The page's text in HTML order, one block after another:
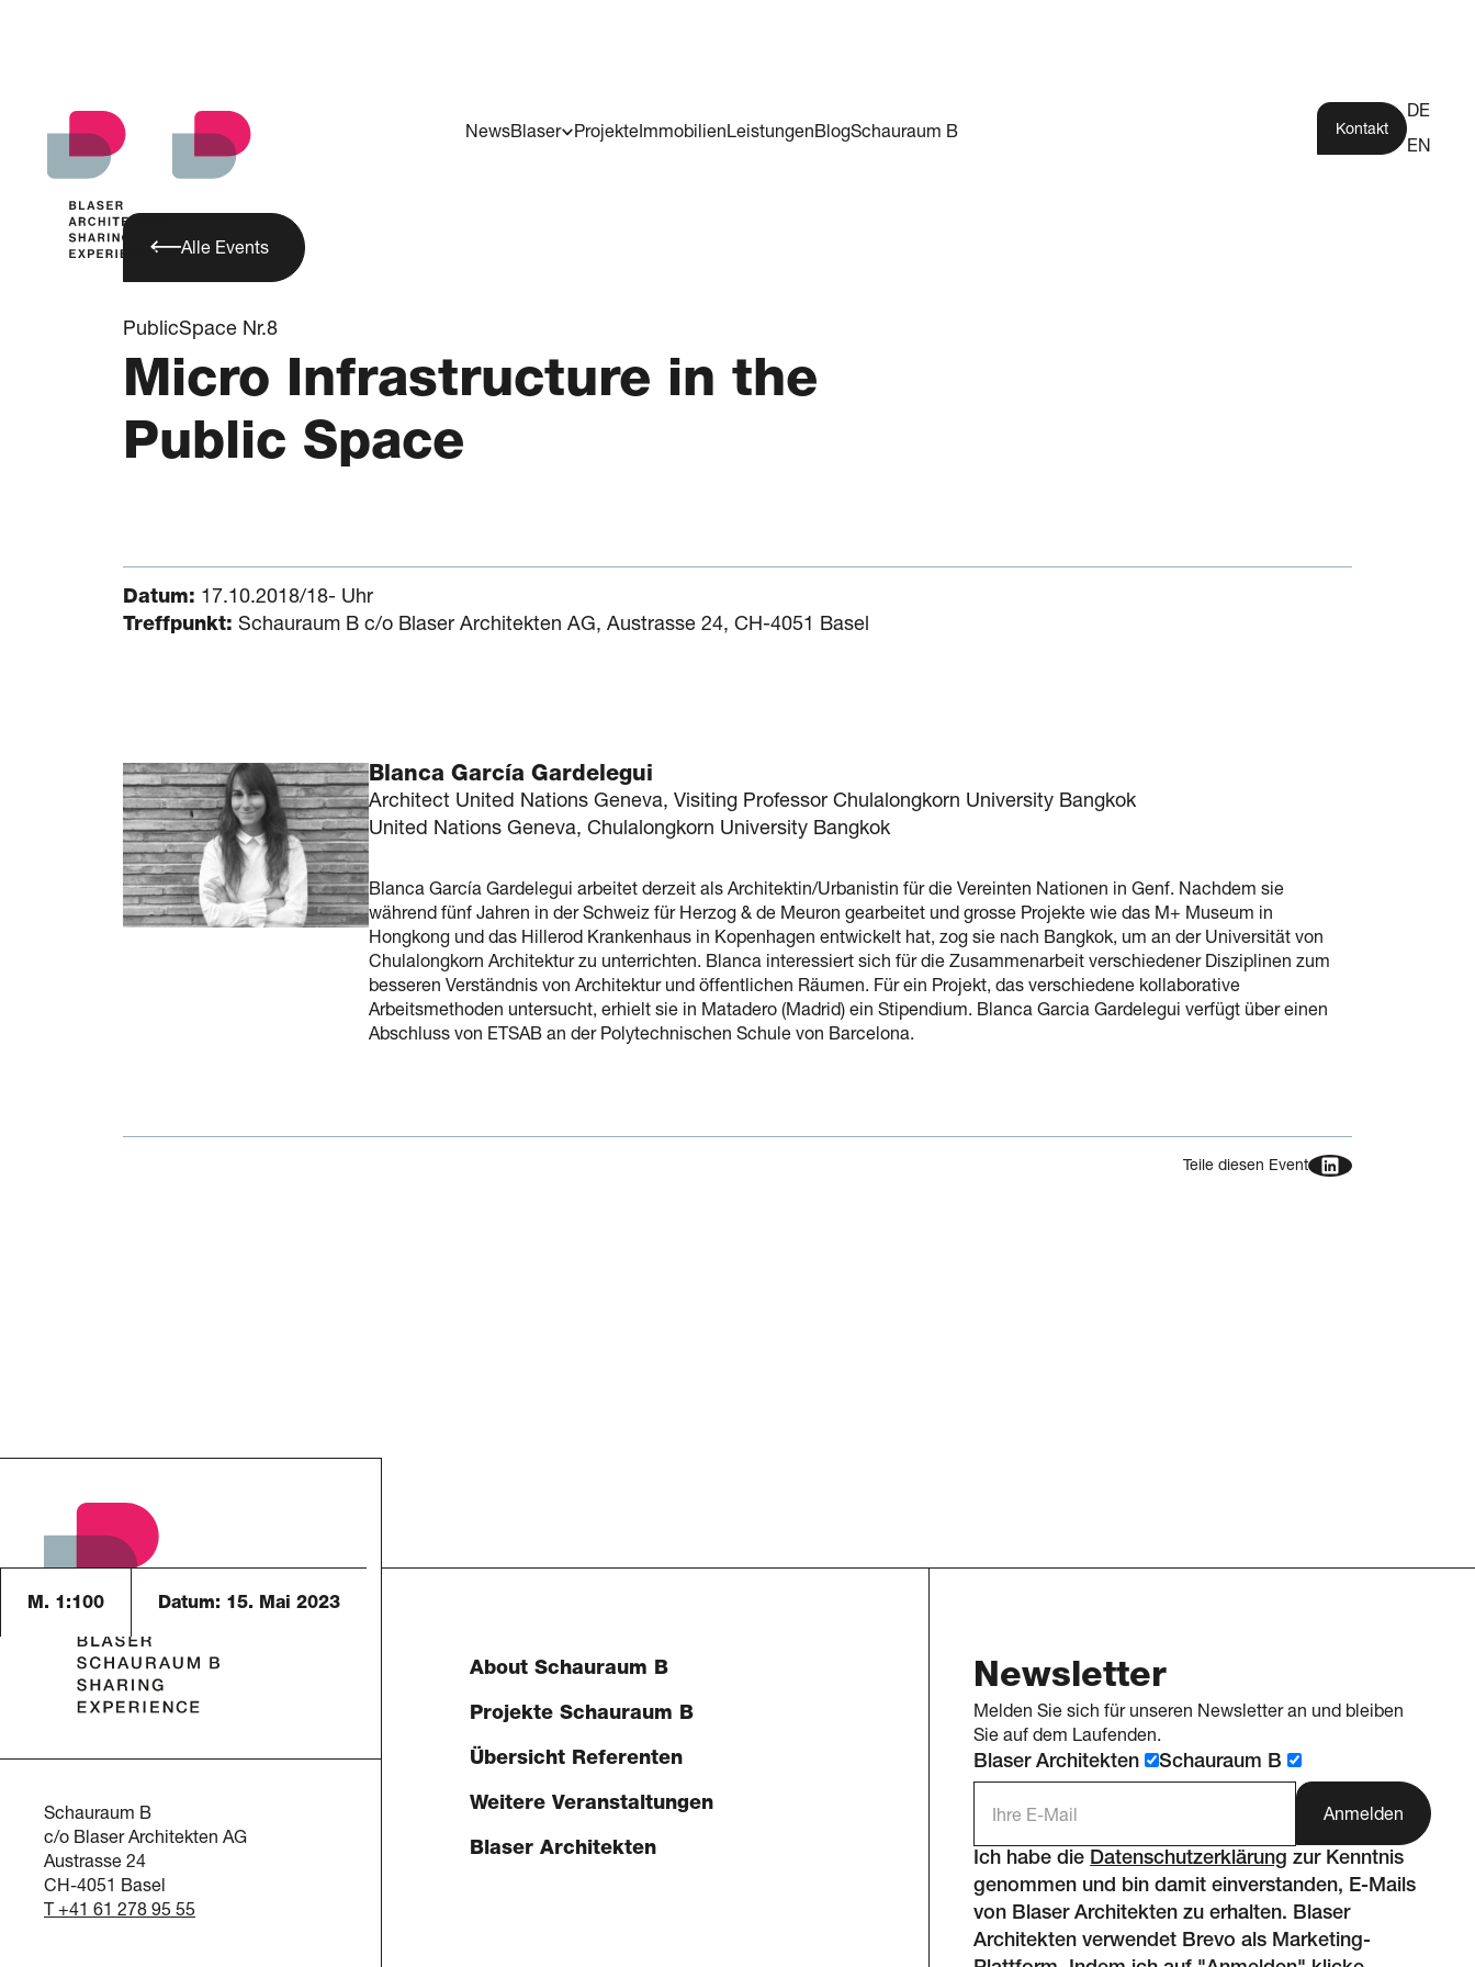
NewsBlaser ProjekteImmobilienLeistungenBlogSchauraum B Kontakt
DE
EN
Alle Events
PublicSpace Nr.8
Micro Infrastructure in the
Public Space
Datum: 17.10.2018/18- Uhr
Treffpunkt: Schauraum B c/o Blaser Architekten AG, Austrasse 24, CH-4051 Basel
Blanca García Gardelegui
Architect United Nations Geneva, Visiting Professor Chulalongkorn University Bangkok
United Nations Geneva, Chulalongkorn University Bangkok
Blanca García Gardelegui arbeitet derzeit als Architektin/Urbanistin für die Vereinten Nationen in Genf. Nachdem sie
während fünf Jahren in der Schweiz für Herzog & de Meuron gearbeitet und grosse Projekte wie das M+ Museum in
Hongkong und das Hillerod Krankenhaus in Kopenhagen entwickelt hat, zog sie nach Bangkok, um an der Universität von
Chulalongkorn Architektur zu unterrichten. Blanca interessiert sich für die Zusammenarbeit verschiedener Disziplinen zum
besseren Verständnis von Architektur und öffentlichen Räumen. Für ein Projekt, das verschiedene kollaborative
Arbeitsmethoden untersucht, erhielt sie in Matadero (Madrid) ein Stipendium. Blanca Garcia Gardelegui verfügt über einen
Abschluss von ETSAB an der Polytechnischen Schule von Barcelona.
Teile diesen Event
M. 1:100 Datum: 15. Mai 2023
Schauraum B
c/o Blaser Architekten AG
Austrasse 24
CH-4051 Basel
T +41 61 278 95 55
About Schauraum B
Projekte Schauraum B
Übersicht Referenten
Weitere Veranstaltungen
Blaser Architekten
Newsletter
Melden Sie sich für unseren Newsletter an und bleiben
Sie auf dem Laufenden.
Blaser Architekten Schauraum B
Ich habe die Datenschutzerklärung zur Kenntnis
genommen und bin damit einverstanden, E-Mails
von Blaser Architekten zu erhalten. Blaser
Architekten verwendet Brevo als Marketing-